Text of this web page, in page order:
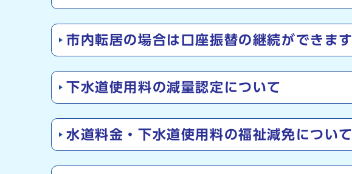
市内転居の場合は口座振替の継続ができます
下水道使用料の減量認定について
水道料金・下水道使用料の福祉減免について